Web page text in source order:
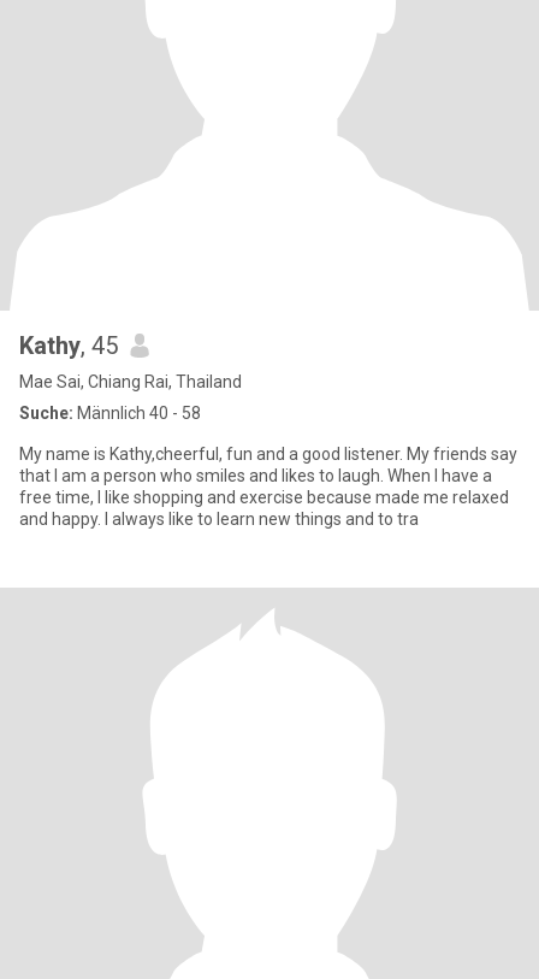
Kathy, 45
Mae Sai, Chiang Rai, Thailand
Suche: Männlich 40 - 58
My name is Kathy,cheerful, fun and a good listener. My friends say
that I am a person who smiles and likes to laugh. When I have a
free time, I like shopping and exercise because made me relaxed
and happy. I always like to learn new things and to tra